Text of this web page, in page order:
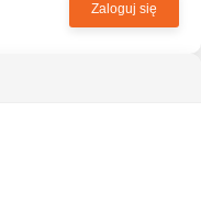
Zaloguj się